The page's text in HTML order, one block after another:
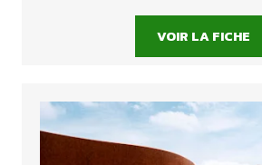
VOIR LA FICHE